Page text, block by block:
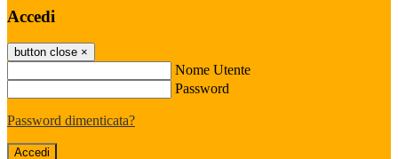
Accedi
button close ×
Nome Utente
Password
Password dimenticata?